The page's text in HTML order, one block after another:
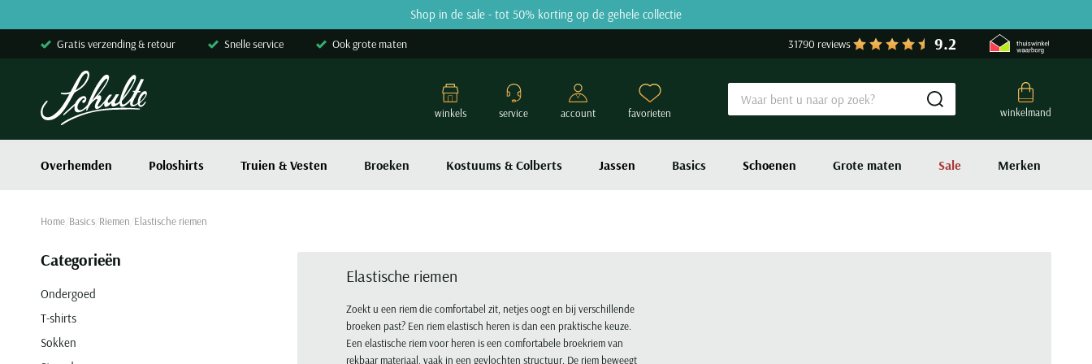
Shop in de sale - tot 50% korting op de gehele collectie
Gratis verzending & retour Snelle service Ook grote maten 31790 reviews 9.2
winkelmand
Submit search
Overhemden Poloshirts Truien & Vesten Broeken Kostuums & Colberts Jassen Basics Schoenen Grote maten Sale Merken
winkels service account favorieten
Home Basics Riemen Elastische riemen
Elastische riemen
Zoekt u een riem die comfortabel zit, netjes oogt en bij verschillende
broeken past? Een riem elastisch heren is dan een praktische keuze.
Een elastische riem voor heren is een comfortabele broekriem van
rekbaar materiaal, vaak in een gevlochten structuur. De riem beweegt
Categorieën
Ondergoed
T-shirts
Sokken